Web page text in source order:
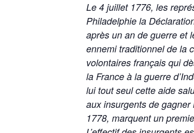
Le 4 juillet 1776, les
Philadelphie la
après un an de guerre et
ennemi traditionnel de la
volontaires français qui
la France à la guerre
lui tout seul cette aide
aux insurgents de gagner
1778, marquent un